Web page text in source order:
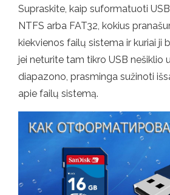
Supraskite, kaip suformatuoti USB
NTFS arba FAT32, kokius
kiekvienos failų sistema ir kuriai ji
jei neturite tam tikro USB nešiklio
diapazono, prasminga sužinoti
apie failų sistemą.